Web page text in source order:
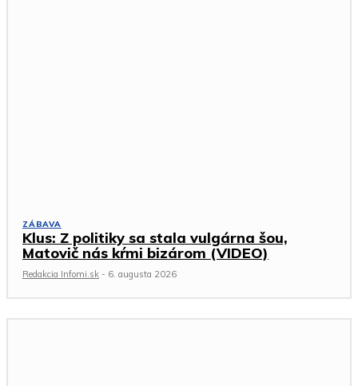
ZÁBAVA
Klus: Z politiky sa stala vulgárna šou,
Matovič nás kŕmi bizárom (VIDEO)
Redakcia Infomi.sk - 6. augusta 2026